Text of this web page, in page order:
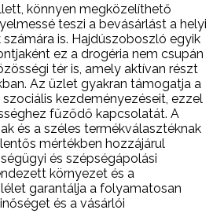
könnyen megközelíthető
teszi a bevásárlást a helyi
is. Hajdúszoboszló egyik
ez a drogéria nem csupán
tér is, amely aktívan részt
Az üzlet gyakran támogatja a
kezdeményezéseit, ezzel
fűződő kapcsolatát. A
és a széles termékválasztéknak
mértékben hozzájárul
és szépségápolási
környezet és a
garantálja a folyamatosan
és a vásárlói